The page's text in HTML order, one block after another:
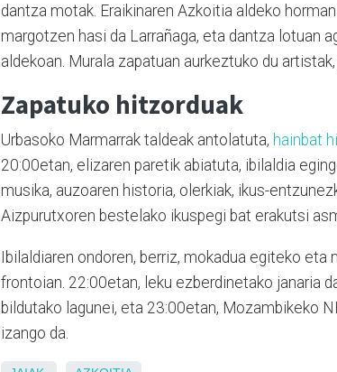
dantza motak. Eraikinaren Azkoitia aldeko
margotzen hasi da Larrañaga, eta dantza lotuan
aldekoan. Murala zapatuan aurkeztuko du
Zapatuko hitzorduak
Urbasoko Marmarrak taldeak antolatuta, hainbat
20:00etan, elizaren paretik abiatuta, ibilaldia
musika, auzoaren historia, olerkiak, ikus-
Aizpurutxoren bestelako ikuspegi bat erakutsi
Ibilaldiaren ondoren, berriz, mokadua egiteko
frontoian. 22:00etan, leku ezberdinetako janaria
bildutako lagunei, eta 23:00etan, Mozambikeko
izango da.